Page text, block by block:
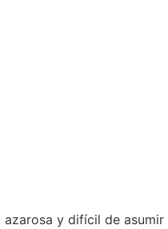
y difícil de asumir